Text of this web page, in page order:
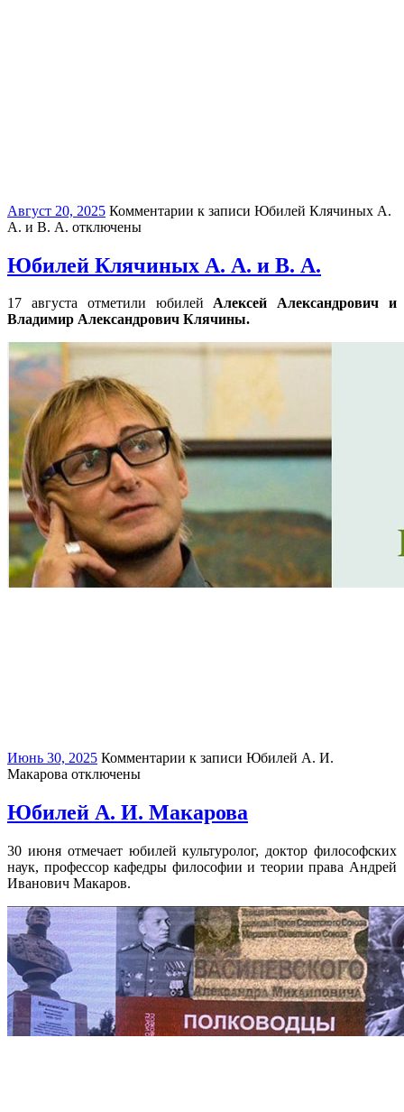
Август 20, 2025 Комментарии к записи Юбилей Клячиных А.
А. и В. А. отключены
Юбилей Клячиных А. А. и В. А.
17 августа отметили юбилейАлексей Александрович и
Владимир Александрович Клячины.
Июнь 30, 2025 Комментарии к записи Юбилей А. И.
Макарова отключены
Юбилей А. И. Макарова
30 июня отмечает юбилей культуролог, доктор философских
наук, профессор кафедры философии и теории права Андрей
Иванович Макаров.